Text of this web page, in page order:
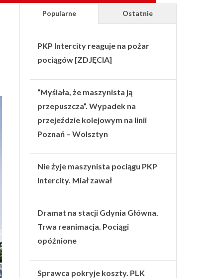
Popularne Ostatnie
PKP Intercity reaguje na pożar
pociągów [ZDJĘCIA]
“Myślała, że maszynista ją
przepuszcza”. Wypadek na
przejeździe kolejowym na linii
Poznań – Wolsztyn
Nie żyje maszynista pociągu PKP
Intercity. Miał zawał
Dramat na stacji Gdynia Główna.
Trwa reanimacja. Pociągi
opóźnione
Sprawca pokryje koszty. PLK